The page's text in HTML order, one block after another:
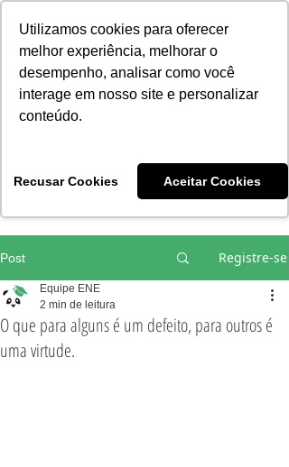
Utilizamos cookies para oferecer
melhor experiência, melhorar o
desempenho, analisar como você
interage em nosso site e personalizar
conteúdo.
Recusar Cookies Aceitar Cookies
Vivências e Cursos Iniciáticos
Post Registre-se
O que para alguns é um defeito, para outros é
uma virtude.
Equipe ENE
2 min de leitura